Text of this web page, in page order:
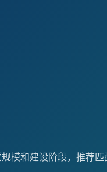
模和建设阶段，推荐匹